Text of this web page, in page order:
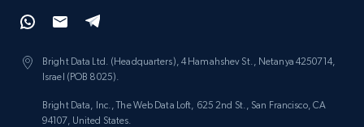
Bright Data Ltd. (Headquarters), 4 Hamahshev St., Netanya 4250714,
Israel (POB 8025).
Bright Data, Inc., The Web Data Loft, 625 2nd St., San Francisco, CA
94107, United States.